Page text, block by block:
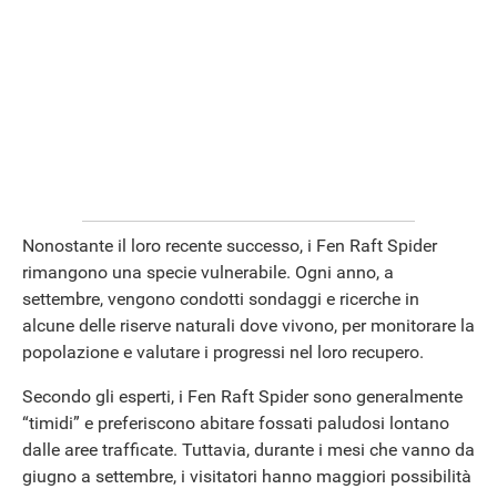
Nonostante il loro recente successo, i Fen Raft Spider
rimangono una specie vulnerabile. Ogni anno, a
settembre, vengono condotti sondaggi e ricerche in
alcune delle riserve naturali dove vivono, per monitorare la
popolazione e valutare i progressi nel loro recupero.
Secondo gli esperti, i Fen Raft Spider sono generalmente
“timidi” e preferiscono abitare fossati paludosi lontano
dalle aree trafficate. Tuttavia, durante i mesi che vanno da
giugno a settembre, i visitatori hanno maggiori possibilità